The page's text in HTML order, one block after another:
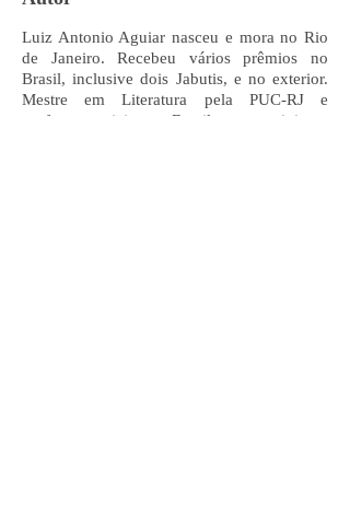
Luiz Antonio Aguiar nasceu e mora no Rio
de Janeiro. Recebeu vários prêmios no
Brasil, inclusive dois Jabutis, e no exterior.
Mestre em Literatura pela PUC-RJ e
professor, viaja o Brasil para ministrar